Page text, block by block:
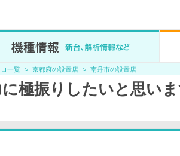
一覧 京都府の設置店 南丹市の設置店
極振りしたいと思い